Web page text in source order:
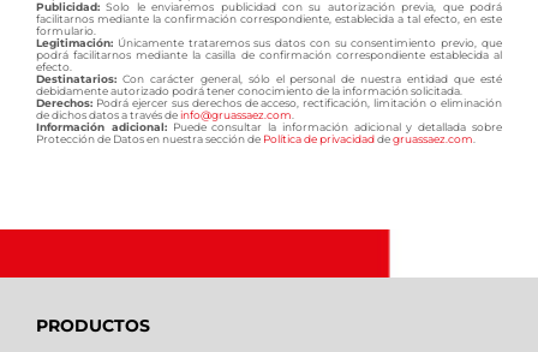
Publicidad: Solo le enviaremos publicidad con su autorización previa, que podrá
facilitarnos mediante la confirmación correspondiente, establecida a tal efecto, en este
formulario.
Legitimación: Únicamente trataremos sus datos con su consentimiento previo, que
podrá facilitarnos mediante la casilla de confirmación correspondiente establecida al
efecto.
Destinatarios: Con carácter general, sólo el personal de nuestra entidad que esté
debidamente autorizado podrá tener conocimiento de la información solicitada.
Derechos: Podrá ejercer sus derechos de acceso, rectificación, limitación o eliminación
de dichos datos a través deinfo@gruassaez.com
Información adicional:Puede consultar la información adicional y detallada sobre
Protección de Datos en nuestra sección de Política de privacidaddegruassaez.com
PRODUCTOS